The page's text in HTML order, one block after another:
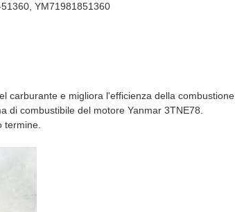
YM71981851360
carburante e migliora l'efficienza della combustione.
di combustibile del motore Yanmar 3TNE78.
termine.